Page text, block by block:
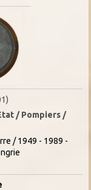
/ Pompiers /
/ 1949 - 1989 -